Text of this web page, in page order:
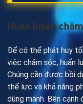
Huấn luyện
Để có thể phát huy
việc chăm sóc, huấn
Chúng cần được bồi
thể lực và khả năng
dũng mãnh. Bên